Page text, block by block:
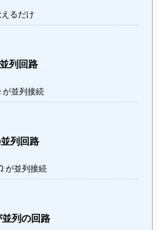
るだけ
列回路
並列接続
列回路
が並列接続
列の回路